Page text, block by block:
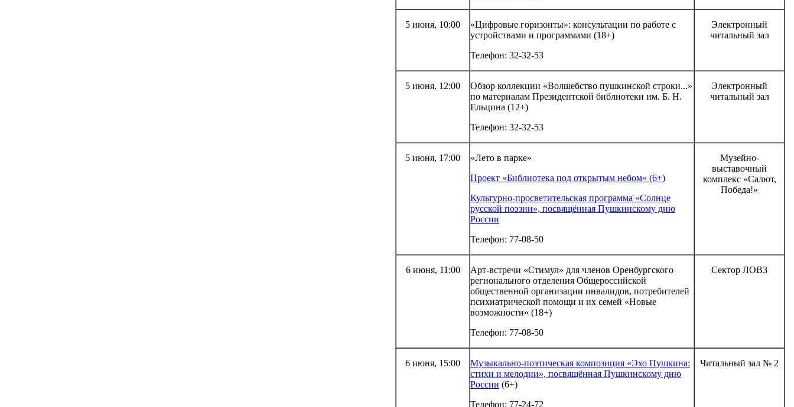
5 июня, 10:00
«Цифровые горизонты»: консультации по работе с
устройствами и программами (18+)
Телефон: 32-32-53
Электронный
читальный зал
5 июня, 12:00
Обзор коллекции «Волшебство пушкинской строки...»
по материалам Президентской библиотеки им. Б. Н.
Ельцина (12+)
Телефон: 32-32-53
Электронный
читальный зал
5 июня, 17:00
«Лето в парке»
Проект «Библиотека под открытым небом» (6+)
Культурно-просветительская программа «Солнце
русской поэзии», посвящённая Пушкинскому дню
России
Телефон: 77-08-50
Музейно-
выставочный
комплекс «Салют,
Победа!»
6 июня, 11:00
Арт-встречи «Стимул» для членов Оренбургского
регионального отделения Общероссийской
общественной организации инвалидов, потребителей
психиатрической помощи и их семей «Новые
возможности» (18+)
Телефон: 77-08-50
Сектор ЛОВЗ
6 июня, 15:00
Музыкально-поэтическая композиция «Эхо Пушкина:
стихи и мелодии», посвящённая Пушкинскому дню
России (6+)
Телефон: 77-24-72
Читальный зал № 2